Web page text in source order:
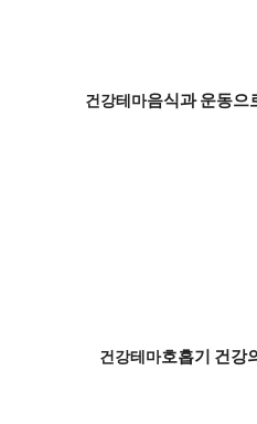
건강테마음식과 운동으
건강테마호흡기 건강